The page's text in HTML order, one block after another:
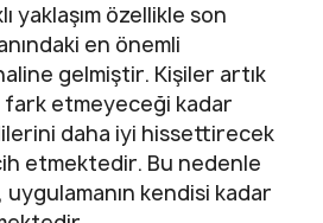
yaklaşım özellikle son
en önemli
gelmiştir. Kişiler artık
etmeyeceği kadar
daha iyi hissettirecek
etmektedir. Bu nedenle
uygulamanın kendisi kadar